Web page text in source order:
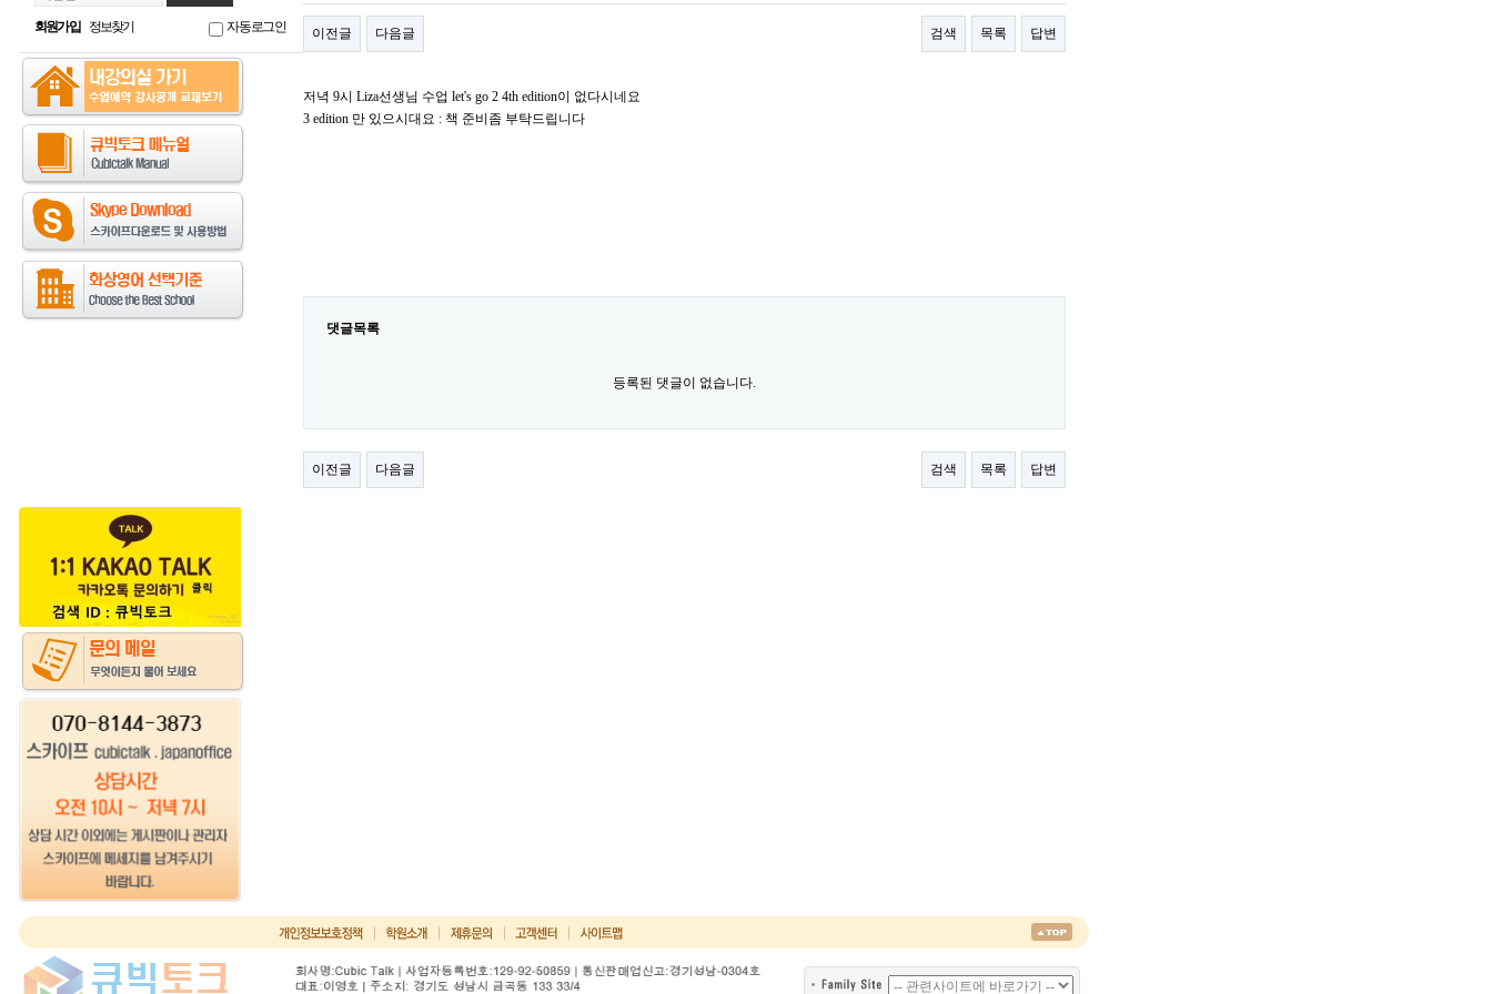
회원가입 정보찾기 자동로그인 이전글 다음글 검색 목록 답변
저녁 9시 Liza선생님 수업 let's go 2 4th edition이 없다시네요
3 edition 만 있으시대요 : 책 준비좀 부탁드립니다
댓글목록
등록된 댓글이 없습니다.
이전글 다음글 검색 목록 답변